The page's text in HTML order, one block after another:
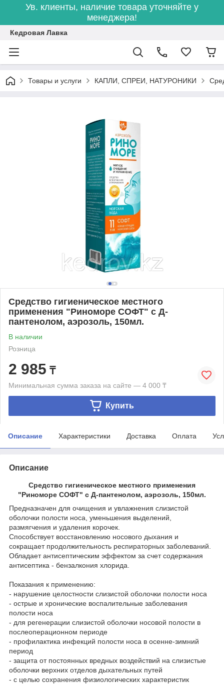
Ув. клиенты, наличие товара уточняйте у
менеджера!
Кедровая Лавка
Товары и услуги КАПЛИ, СПРЕИ, НАТУРОНИКИ
Средство гигиеническое местного
применения "Риноморе СОФТ" с Д-
пантенолом, аэрозоль, 150мл.
В наличии
Розница
2 985 ₸
Минимальная сумма заказа на сайте — 4 000 ₸
Купить
Описание Характеристики Доставка Оплата
Описание
Средство гигиеническое местного применения
"Риноморе СОФТ" с Д-пантенолом, аэрозоль, 150мл.
Предназначен для очищения и увлажнения слизистой
оболочки полости носа, уменьшения выделений,
размягчения и удаления корочек.
Способствует восстановлению носового дыхания и
сокращает продолжительность респираторных заболеваний.
Обладает антисептическим эффектом за счет содержания
антисептика - бензалкония хлорида.
Показания к применению:
- нарушение целостности слизистой оболочки полости носа
- острые и хронические воспалительные заболевания
полости носа
- для регенерации слизистой оболочки носовой полости в
послеоперационном периоде
- профилактика инфекций полости носа в осенне-зимний
период
- защита от постоянных вредных воздействий на слизистые
оболочки верхних отделов дыхательных путей
- с целью сохранения физиологических характеристик